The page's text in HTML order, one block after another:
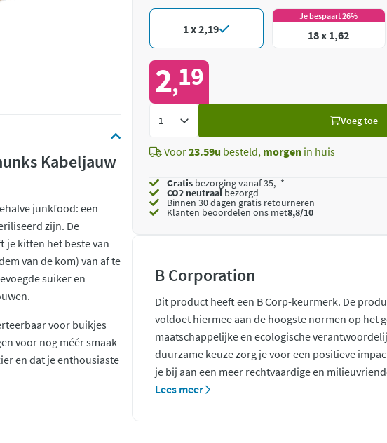
Kabeljauw
junkfood: een
zijn. De
je kitten het beste van
van de kom) van af te
suiker en
voor buikjes
voor nog méér smaak
en dat je enthousiaste
1 x 2,19
Je bespaart 26%
18 x 1,62
2,19
Voeg toe
Voor23.59u besteld, morgen in huis
Gratis bezorging vanaf 35,- *
CO2 neutraalbezorgd
Binnen 30 dagen gratis retourneren
Klanten beoordelen ons met8,8/10
B Corporation
Dit product heeft een B Corp-keurmerk. De
voldoet hiermee aan de hoogste normen op het
maatschappelijke en ecologische
duurzame keuze zorg je voor een positieve
je bij aan een meer rechtvaardige en
Lees meer